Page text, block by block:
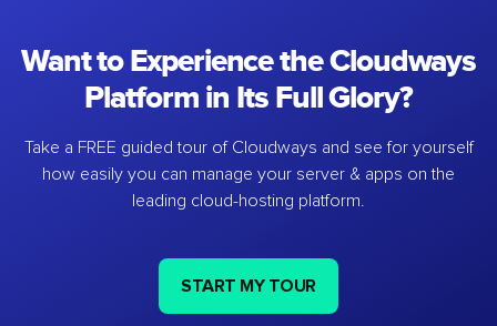
Want to Experience the Cloudways
Platform in Its Full Glory?
Take a FREE guided tour of Cloudways and see for yourself
how easily you can manage your server & apps on the
leading cloud-hosting platform.
START MY TOUR